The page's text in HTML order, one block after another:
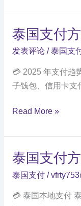
支
付
系
统
搭
建
泰国支付
发表评论 /泰国支
💳 2025 年支付趋
子钱包、信用卡支
泰
支
付
方
式
全
Read More »
泰国支付
泰国支付/
💳 泰国本地支付